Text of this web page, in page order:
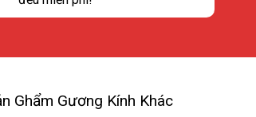
Ghẩm Gương Kính Khác